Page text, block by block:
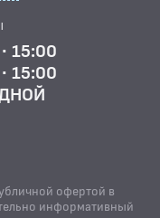
15:00
15:00
офертой в
информативный